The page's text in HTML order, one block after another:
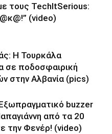
τους TechItSerious:
(video)
Η Τουρκάλα
σε ποδοσφαιρική
στην Αλβανία (pics)
buzzer
από τα 20
την Φενέρ! (video)